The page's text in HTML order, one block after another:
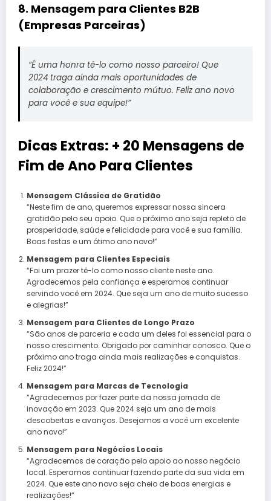
8. Mensagem para Clientes B2B
(Empresas Parceiras)
“É uma honra tê-lo como nosso parceiro! Que
2024 traga ainda mais oportunidades de
colaboração e crescimento mútuo. Feliz ano novo
para você e sua equipe!”
Dicas Extras: + 20 Mensagens de
Fim de Ano Para Clientes
Mensagem Clássica de Gratidão
“Neste fim de ano, queremos expressar nossa sincera
gratidão pelo seu apoio. Que o próximo ano seja repleto de
prosperidade, saúde e felicidade para você e sua família.
Boas festas e um ótimo ano novo!”
Mensagem para Clientes Especiais
“Foi um prazer tê-lo como nosso cliente neste ano.
Agradecemos pela confiança e esperamos continuar
servindo você em 2024. Que seja um ano de muito sucesso
e alegrias!”
Mensagem para Clientes de Longo Prazo
“São anos de parceria e cada um deles foi essencial para o
nosso crescimento. Obrigado por caminhar conosco. Que o
próximo ano traga ainda mais realizações e conquistas.
Feliz 2024!”
Mensagem para Marcas de Tecnologia
“Agradecemos por fazer parte da nossa jornada de
inovação em 2023. Que 2024 seja um ano de mais
descobertas e avanços. Desejamos a você um excelente
ano novo!”
Mensagem para Negócios Locais
“Agradecemos de coração pelo apoio ao nosso negócio
local. Esperamos continuar fazendo parte da sua vida em
2024. Que este ano novo seja cheio de boas energias e
realizações!”